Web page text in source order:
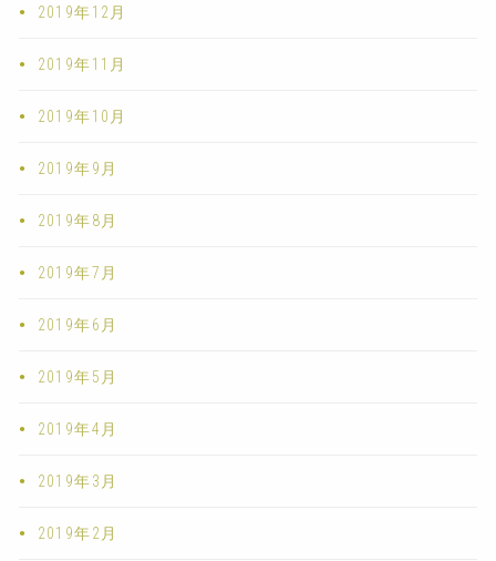
2019年12月
2019年11月
2019年10月
2019年9月
2019年8月
2019年7月
2019年6月
2019年5月
2019年4月
2019年3月
2019年2月